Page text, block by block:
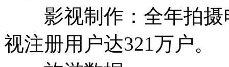
影视制作：全年拍摄
视注册用户达321万户。